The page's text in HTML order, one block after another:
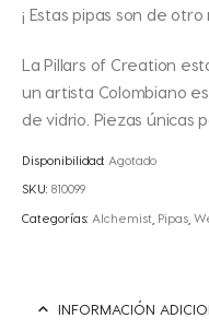
¡ Estas pipas son de otro
La Pillars of Creation
un artista Colombiano
de vidrio. Piezas únicas
Disponibilidad: Agotado
SKU: 810099
Categorías: Alchemist Pipas
INFORMACIÓN